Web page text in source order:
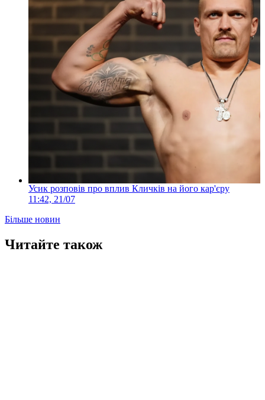
Усик розповів про вплив Кличків на його кар'єру
11:42, 21/07
Більше новин
Читайте також